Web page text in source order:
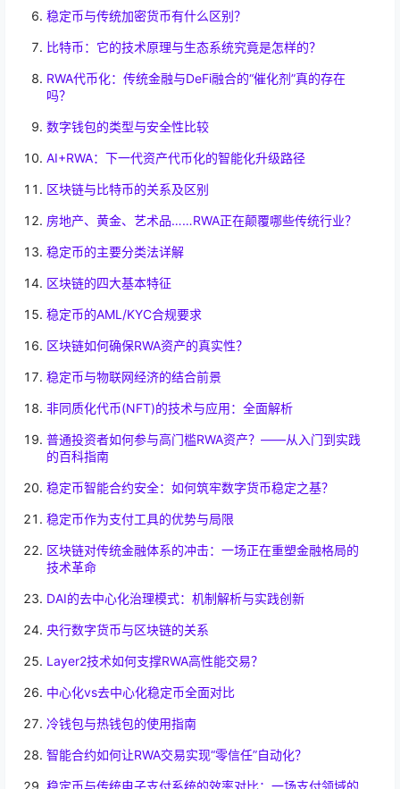
稳定币与传统加密货币有什么区别？
比特币：它的技术原理与生态系统究竟是怎样的？
RWA代币化：传统金融与DeFi融合的“催化剂”真的存在
吗？
数字钱包的类型与安全性比较
AI+RWA：下一代资产代币化的智能化升级路径
区块链与比特币的关系及区别
房地产、黄金、艺术品……RWA正在颠覆哪些传统行业？
稳定币的主要分类法详解
区块链的四大基本特征
稳定币的AML/KYC合规要求
区块链如何确保RWA资产的真实性？
稳定币与物联网经济的结合前景
非同质化代币(NFT)的技术与应用：全面解析
普通投资者如何参与高门槛RWA资产？——从入门到实践
的百科指南
稳定币智能合约安全：如何筑牢数字货币稳定之基？
稳定币作为支付工具的优势与局限
区块链对传统金融体系的冲击：一场正在重塑金融格局的
技术革命
DAI的去中心化治理模式：机制解析与实践创新
央行数字货币与区块链的关系
Layer2技术如何支撑RWA高性能交易？
中心化vs去中心化稳定币全面对比
冷钱包与热钱包的使用指南
智能合约如何让RWA交易实现“零信任”自动化？
稳定币与传统电子支付系统的效率对比：一场支付领域的